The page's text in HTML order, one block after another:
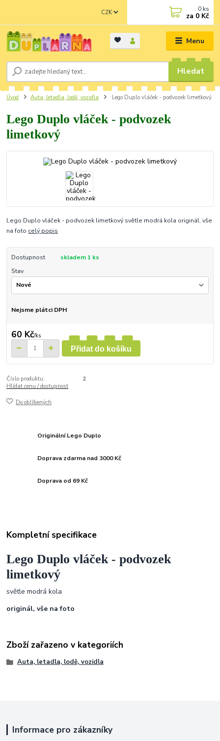
Menu
CZK
Hledat
0 ks
za 0 Kč
Úvod Auta, letadla, lodě, vozidla Lego Duplo vláček - podvozek limetkový
Lego Duplo vláček - podvozek
limetkový
Lego Duplo vláček - podvozek limetkový světle modrá kola originál, vše
na foto celý popis
Dostupnost
skladem 1 ks
Stav
Nejsme plátci DPH
60 Kč/ks
Přidat do košíku
Číslo produktu:
2
Hlídat cenu / dostupnost
Do oblíbených
Originální Lego Duplo
Doprava zdarma nad 3000 Kč
Doprava od 69 Kč
Kompletní specifikace
Lego Duplo vláček - podvozek
limetkový
světle modrá kola
originál, vše na foto
Zboží zařazeno v kategoriích
Auta, letadla, lodě, vozidla
Informace pro zákazníky